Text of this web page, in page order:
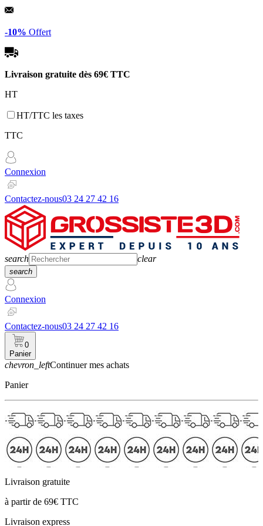
Panneau de gestion des cookies
-10% Offert
Livraison gratuite dès 69€ TTC
HT
HT/TTC les taxes
TTC
Connexion
Contactez-nous03 24 27 42 16
search clear
search
Connexion
Contactez-nous03 24 27 42 16
0
Panier
chevron_leftContinuer mes achats
Panier
Livraison gratuite
à partir de 69€ TTC
Livraison express